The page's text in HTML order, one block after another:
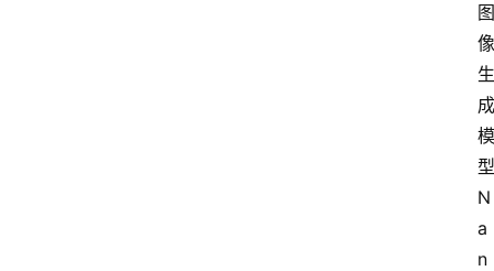
图
像
生
成
模
型
N
a
n